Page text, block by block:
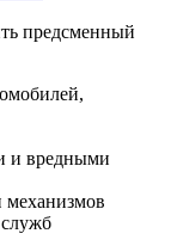
предсменный
и вредными
механизмов